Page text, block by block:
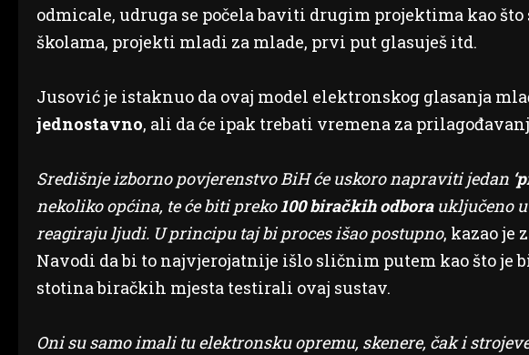
odmicale, udruga se počela baviti drugim projektima kao
školama, projekti mladi za mlade, prvi put glasuješ itd.
Jusović je istaknuo da ovaj model elektronskog glasanja
jednostavno, ali da će ipak trebati vremena za
Središnje izborno povjerenstvo BiH će uskoro napraviti jedan
nekoliko općina, te će biti preko100 biračkih odborauključeno u
reagiraju ljudi. U principu taj bi proces išao postupno, kazao je
Navodi da bi to najvjerojatnije išlo sličnim putem kao što je
stotina biračkih mjesta testirali ovaj sustav.
Oni su samo imali tu elektronsku opremu, skenere, čak i